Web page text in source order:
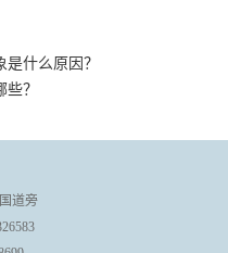
什么原因？
？
道旁